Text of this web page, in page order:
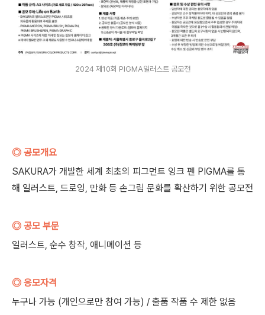
2024 제10회 PIGMA일러스트 공모전
◎ 공모개요
SAKURA가 개발한 세계 최초의 피그먼트 잉크 펜 PIGMA를 통
해 일러스트, 드로잉, 만화 등 손그림 문화를 확산하기 위한 공모전
◎ 공모 부문
일러스트, 순수 창작, 애니메이션 등
◎ 응모자격
누구나 가능 (개인으로만 참여 가능) / 출품 작품 수 제한 없음